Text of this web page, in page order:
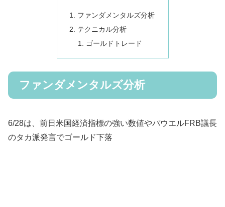
ファンダメンタルズ分析
テクニカル分析
ゴールドトレード
ファンダメンタルズ分析
6/28は、前日米国経済指標の強い数値やパウエルFRB議長
のタカ派発言でゴールド下落